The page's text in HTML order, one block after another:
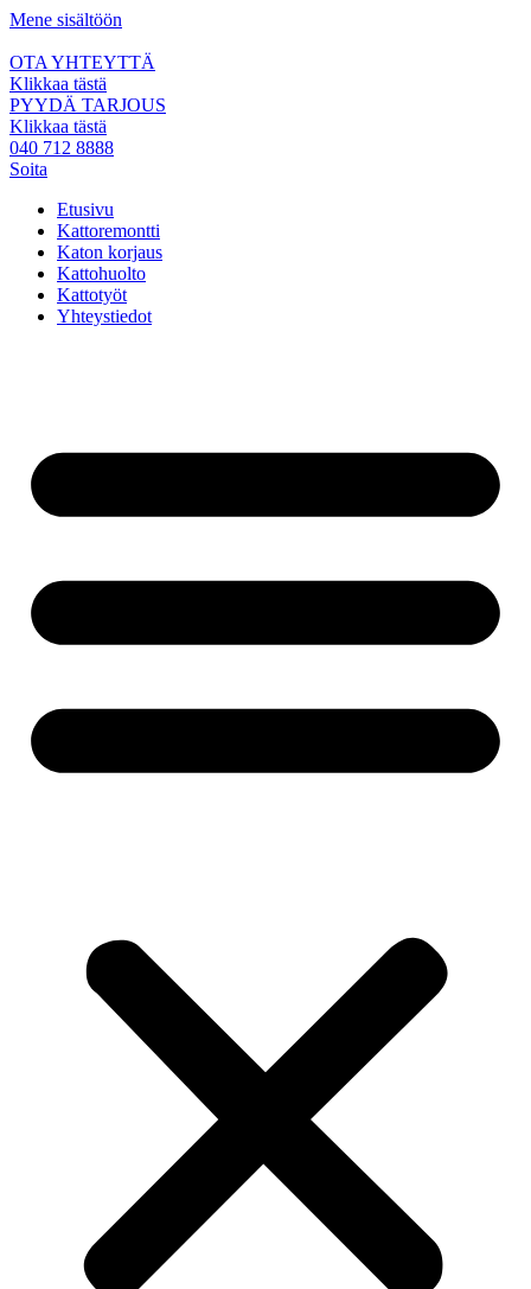
Mene sisältöön
OTA YHTEYTTÄ
Klikkaa tästä
PYYDÄ TARJOUS
Klikkaa tästä
040 712 8888
Soita
Etusivu
Kattoremontti
Katon korjaus
Kattohuolto
Kattotyöt
Yhteystiedot